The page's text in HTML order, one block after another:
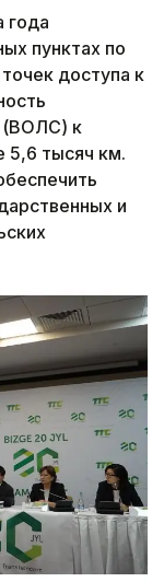
пунктах по
доступа к
(ВОЛС) к
5,6 тысяч км.
и